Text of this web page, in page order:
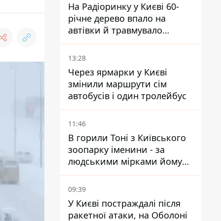
На Радіоринку у Києві 60-
річне дерево впало на
автівки й травмувало
людину - подробиці
13:28
Через ярмарки у Києві
змінили маршрути сім
автобусів і один тролейбус
11:46
В горили Тоні з Київського
зоопарку іменини - за
людськими мірками йому
вже понад 90 років
09:39
У Києві постраждалі після
ракетної атаки, на Оболоні